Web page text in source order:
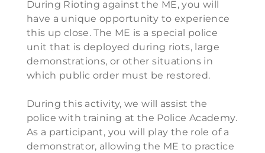
During Rioting against the ME, you will
have a unique opportunity to experience
this up close. The ME is a special police
unit that is deployed during riots, large
demonstrations, or other situations in
which public order must be restored.
During this activity, we will assist the
police with training at the Police Academy.
As a participant, you will play the role of a
demonstrator, allowing the ME to practice